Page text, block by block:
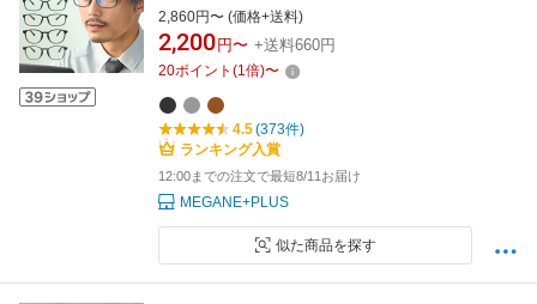
ラス ビジネス スクエア フレーム 柔らかい おし
ゃれ 男性用 シニアグラス かっこいい ブルーラ
イトカットメガネ 老眼鏡めがね 老眼眼鏡 PC
2,860円〜 (価格+送料)
2,200 円〜 +送料660円
20ポイント (1倍)〜
4.5(373件)
ランキング入賞
12:00までの注文で最短8/11お届け
MEGANE+PLUS
似た商品を探す